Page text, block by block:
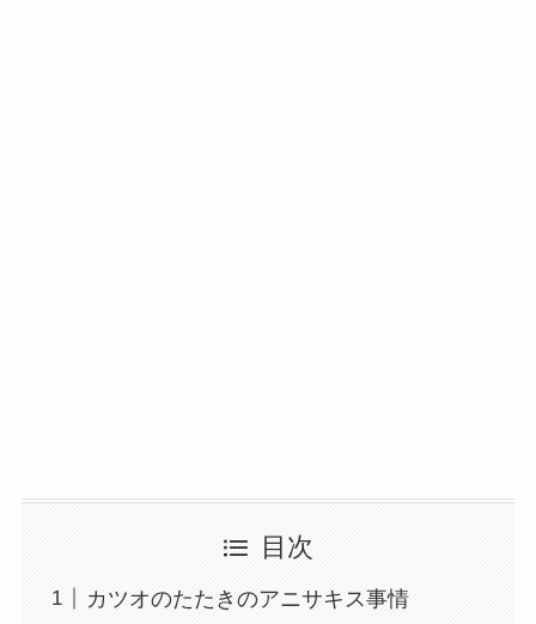
目次
カツオのたたきのアニサキス事情